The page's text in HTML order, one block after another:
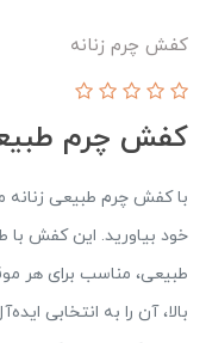
کفش چرم زنانه
کفش چرم
با کفش چرم طبیعی
خود بیاورید. این کفش با
طبیعی، مناسب برای هر
بالا، آن را به انتخابی